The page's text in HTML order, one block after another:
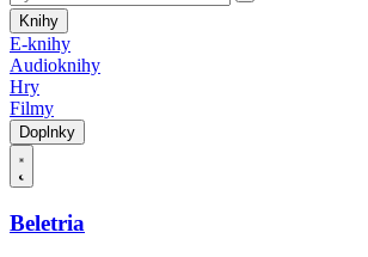
Knihy
E-knihy
Audioknihy
Hry
Filmy
Doplnky
Beletria